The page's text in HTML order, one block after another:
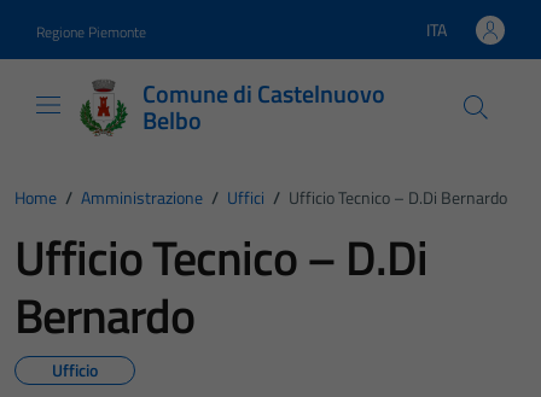
Regione Piemonte Lingua attiva:
ITA
Comune di Castelnuovo
Belbo
Home / Amministrazione / Uffici / Ufficio Tecnico – D.Di Bernardo
Ufficio Tecnico – D.Di
Bernardo
Ufficio